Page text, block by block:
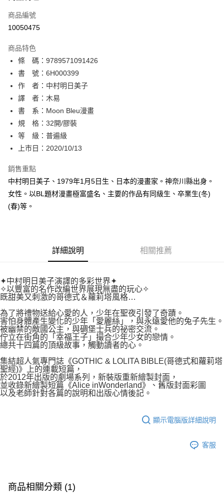
信用卡一次付款
超商取貨付款
相關說明
【關於「AFTEE先享後付」】
AFTEE先享後付是「在收到商品之後才付款」的支付方式。 讓您購物簡單
便利好安心！
１．簡單：不需註冊會員、不需綁卡、不需儲值。
２．便利：只要手機號碼，簡訊認證，即可結帳。
３．安心：先確認商品／服務後，再付款。
【「AFTEE先享後付」結帳流程】
１．於結帳方式選擇「AFTEE先享後付」後，將跳轉至「AFTEE先享後付」
結帳頁面，進行簡訊認證並確認金額後，即可完成結帳。
２．訂單成立數日內，您將收到繳費通知簡訊。
ATM／網路銀行／等多元方式進行付款，方視為交易完成。
※ 請注意：結帳手續完成當下不需立刻繳費，但若您需要取消訂單，請聯絡
購買商品的店家。未經商家同意取消之訂單仍視為有效，需透過AFTEE先享
後付繳納相關費用。
※ 交易是否成功請以「AFTEE先享後付 」之結帳頁面顯示為準，若有關於
１．透過由恩沛科技股份有限公司提供之「AFTEE先享後付」服務完成之交
易，需依本服務之必要範圍內提供個人資料，並將交易相關給付款項請求債
２．關於個人資料處理事宜，請瀏覽以下網址：
https://aftee.tw/terms/#terms3
３．未成年的使用者請事先徵得法定代理人或監護人之同意方可使用
任。
４．使用「AFTEE先享後付」時，將依據個別帳號之用戶狀況，依本公司即
時審查核予不同之上限額度；若仍有額度不足之情形，本公司將視審查結果
請求用戶進行身份認證。
恩沛科技股份有限公司將有權停止該用戶之使用額度並採取法律行動。
ATM付款
運送方式
全家取貨付款
每筆NT$80，滿NT$500(含以上)免運費
付款後全家取貨
每筆NT$80，滿NT$500(含以上)免運費
付款後萊爾富取貨
每筆NT$80，滿NT$500(含以上)免運費
每筆NT$80，滿NT$500(含以上)免運費
每筆NT$100，滿NT$800(含以上)免運費
國家/地區配送
商品編號
10050475
商品特色
條 碼：9789571091426
書 號：6H000399
作 者：中村明日美子
譯 者：木易
書 系：Moon Bleu漫畫
規 格：32開/膠裝
等 級：普遍級
上市日：2020/10/13
銷售重點
中村明日美子、1979年1月5日生、日本的漫畫家。神奈川縣出身。
女性。以BL題材漫畫極富盛名、主要的作品有同級生、卒業生(冬)
(春)等。
詳細說明 相關推薦
✦中村明日美子演譯的多彩世界✦
✧以豐富的名作改編世界展現無盡的玩心✧
既甜美又刺激的哥德式＆蘿莉塔風格…
為了將禮物送給心愛的人，少年在聖夜引發了奇蹟。
害怕身體產生變化的少年「愛麗絲」，與永遠愛他的兔子先生。
被幽禁的敵國公主，與碉堡士兵的祕密交流。
佇立在街角的「幸福王子」撮合少年少女的戀情。
總共十四篇的頂級故事，觸動讀者的心。
集結超人氣專門誌《GOTHIC & LOLITA BIBLE(哥德式和蘿莉塔
聖經)》上的連載短篇，
於2012年出版的劇場系列，新裝版重新繪製封面，
並收錄新繪製短篇《Alice inWonderland》、舊版封面彩圖
以及老師針對各篇的說明和出版心情後記。
顯示電腦版詳細說明
客服
商品相關分類 (1)